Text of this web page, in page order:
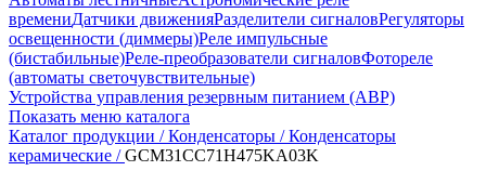
времениДатчики движенияРазделители сигналовРегуляторы
освещенности (диммеры)Реле импульсные
(бистабильные)Реле-преобразователи сигналовФотореле
(автоматы светочувствительные)
Устройства управления резервным питанием (АВР)
Показать меню каталога
Каталог продукции /Конденсаторы /Конденсаторы
керамические /GCM31CC71H475KA03K